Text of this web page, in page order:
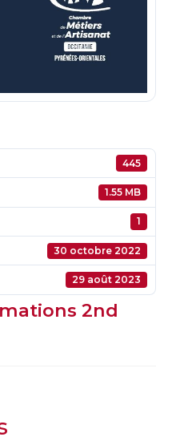
445
1.55 MB
1
30 octobre 2022
29 août 2023
2nd